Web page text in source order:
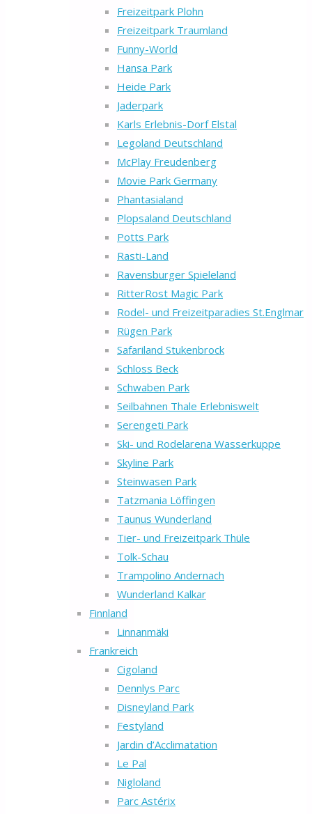
Freizeitpark Plohn
Freizeitpark Traumland
Funny-World
Hansa Park
Heide Park
Jaderpark
Karls Erlebnis-Dorf Elstal
Legoland Deutschland
McPlay Freudenberg
Movie Park Germany
Phantasialand
Plopsaland Deutschland
Potts Park
Rasti-Land
Ravensburger Spieleland
RitterRost Magic Park
Rodel- und Freizeitparadies St.Englmar
Rügen Park
Safariland Stukenbrock
Schloss Beck
Schwaben Park
Seilbahnen Thale Erlebniswelt
Serengeti Park
Ski- und Rodelarena Wasserkuppe
Skyline Park
Steinwasen Park
Tatzmania Löffingen
Taunus Wunderland
Tier- und Freizeitpark Thüle
Tolk-Schau
Trampolino Andernach
Wunderland Kalkar
Finnland
Linnanmäki
Frankreich
Cigoland
Dennlys Parc
Disneyland Park
Festyland
Jardin d’Acclimatation
Le Pal
Nigloland
Parc Astérix